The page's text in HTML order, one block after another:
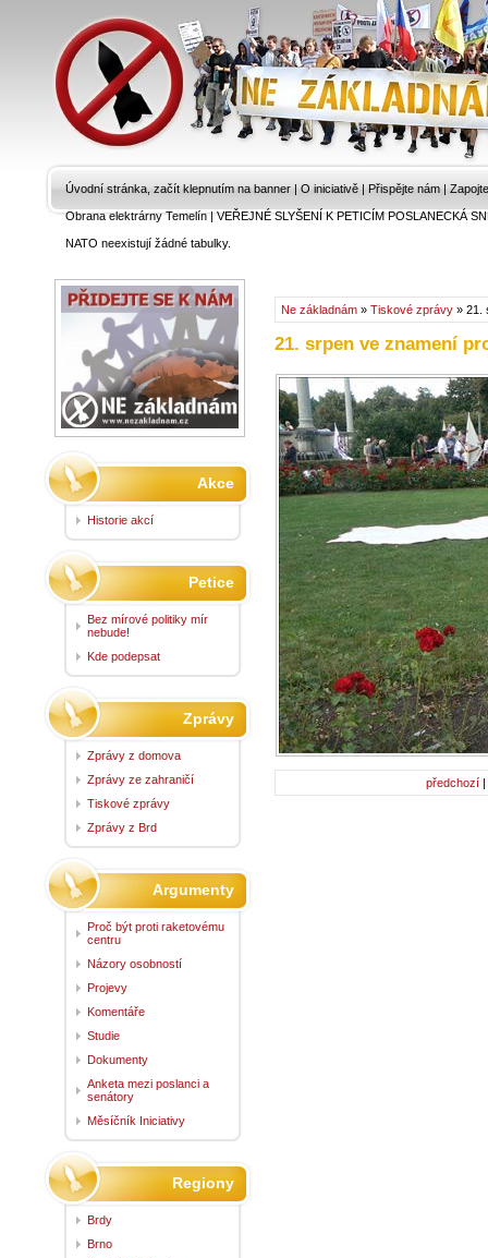
Úvodní stránka, začít klepnutím na banner | O iniciativě | Přispějte nám |
Obrana elektrárny Temelín|VEŘEJNÉ SLYŠENÍ K PETICÍM POSLANECKÁ
NATO neexistují žádné tabulky.
Ne základnám » Tiskové zprávy » 21.
21. srpen ve znamení
předchozí |
Akce
Historie akcí
Petice
Bez mírové politiky mír
nebude!
Kde podepsat
Zprávy
Zprávy z domova
Zprávy ze zahraničí
Tiskové zprávy
Zprávy z Brd
Argumenty
Proč být proti raketovému
centru
Názory osobností
Projevy
Komentáře
Studie
Dokumenty
Anketa mezi poslanci a
senátory
Měsíčník Iniciativy
Regiony
Brdy
Brno